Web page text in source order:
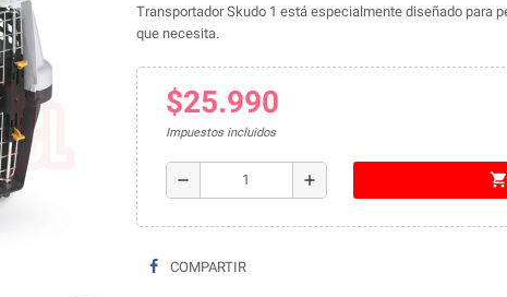
Transportador Skudo 1 está especialmente diseñado para
que necesita.
$25.990
Impuestos incluidos
remove add shopping_cart
COMPARTIR